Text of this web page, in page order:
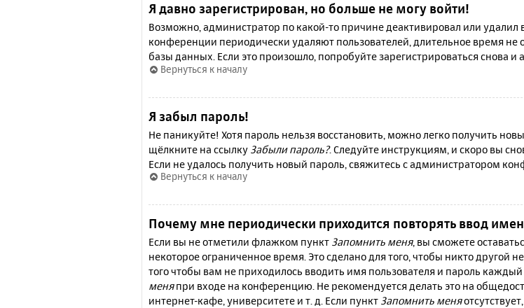
Я давно зарегистрирован, но больше не могу войти!
Возможно, администратор по какой-то причине деактивировал или удалил
конференции периодически удаляют пользователей, длительное время
базы данных. Если это произошло, попробуйте зарегистрироваться снова и
Вернуться к началу
Я забыл пароль!
Не паникуйте! Хотя пароль нельзя восстановить, можно легко получить
щёлкните на ссылку Забыли пароль?. Следуйте инструкциям, и скоро вы
Если не удалось получить новый пароль, свяжитесь с администратором
Вернуться к началу
Почему мне периодически приходится повторять ввод
Если вы не отметили флажком пункт Запомнить меня, вы сможете
некоторое ограниченное время. Это сделано для того, чтобы никто другой
того чтобы вам не приходилось вводить имя пользователя и пароль
меняпри входе на конференцию. Не рекомендуется делать это на
интернет-кафе, университете и т. д. Если пункт Запомнить меня